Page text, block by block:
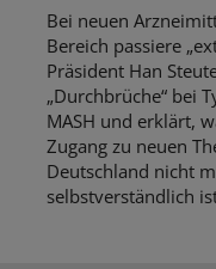
Bei neuen
Bereich passiere
Präsident Han
„Durchbrüche“ bei
MASH und erklärt,
Zugang zu neuen
Deutschland nicht
selbstverständlich